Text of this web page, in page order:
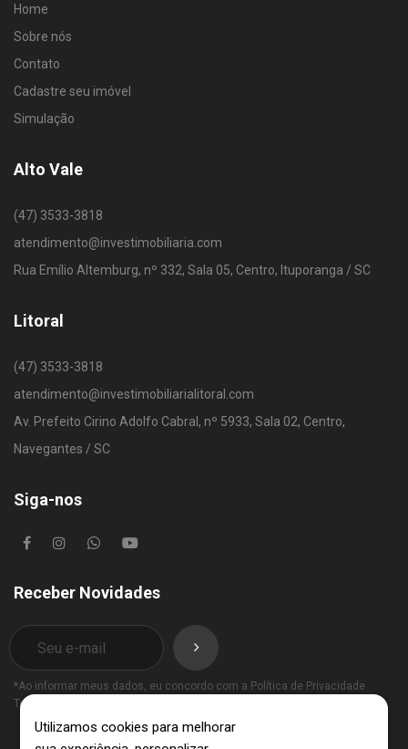
Home
Sobre nós
Contato
Cadastre seu imóvel
Simulação
Alto Vale
(47) 3533-3818
atendimento@investimobiliaria.com
Rua Emílio Altemburg, nº 332, Sala 05, Centro, Ituporanga / SC
Litoral
(47) 3533-3818
atendimento@investimobiliarialitoral.com
Av. Prefeito Cirino Adolfo Cabral, nº 5933, Sala 02, Centro,
Navegantes / SC
Siga-nos
Receber Novidades
*Ao informar meus dados, eu concordo com a Política de Privacidade
Termos de Uso
Utilizamos cookies para melhorar